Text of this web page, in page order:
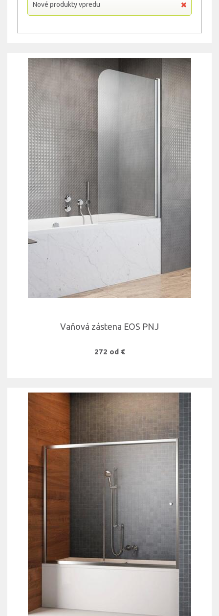
Nové produkty vpredu
Vaňová zástena EOS PNJ
272 od €